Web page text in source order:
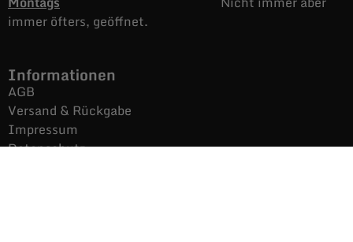
immer öfters, geöffnet.
Informationen
AGB
Versand & Rückgabe
Impressum
Datenschutz